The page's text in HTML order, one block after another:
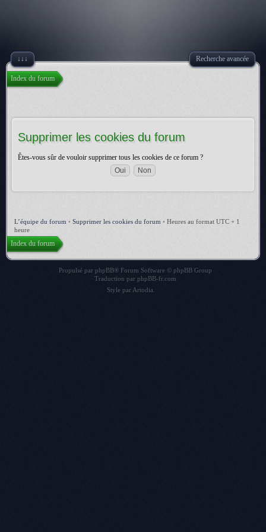
↓↓↓ Recherche avancée
Index du forum
Supprimer les cookies du forum
Êtes-vous sûr de vouloir supprimer tous les cookies de ce forum ?
L’équipe du forum • Supprimer les cookies du forum • Heures au format UTC + 1
heure
Index du forum
Propulsé par phpBB® Forum Software © phpBB Group
Traduction par phpBB-fr.com
Style par Artodia